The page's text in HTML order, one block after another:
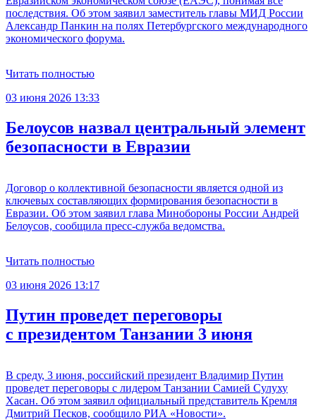
последствия. Об этом заявил заместитель главы МИД России
Александр Панкин на полях Петербургского международного
экономического форума.
Читать полностью
03 июня 2026 13:33
Белоусов назвал центральный элемент
безопасности в Евразии
Договор о коллективной безопасности является одной из
ключевых составляющих формирования безопасности в
Евразии. Об этом заявил глава Минобороны России Андрей
Белоусов, сообщила пресс-служба ведомства.
Читать полностью
03 июня 2026 13:17
Путин проведет переговоры
с президентом Танзании 3 июня
В среду, 3 июня, российский президент Владимир Путин
проведет переговоры с лидером Танзании Самией Сулуху
Хасан. Об этом заявил официальный представитель Кремля
Дмитрий Песков, сообщило РИА «Новости».